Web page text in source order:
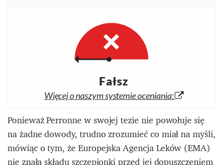
Fałsz
Więcej o naszym systemie oceniania:
Ponieważ Perronne w swojej tezie nie powołuje się
na żadne dowody, trudno zrozumieć co miał na myśli,
mówiąc o tym, że Europejska Agencja Leków (EMA)
nie znała składu szczepionki przed jej dopuszczeniem